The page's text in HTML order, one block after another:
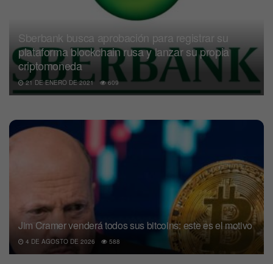
Sberbank busca aprobación para registrar su
plataforma blockchain rusa y lanzar su propia
criptomoneda
21 DE ENERO DE 2021 609
Jim Cramer venderá todos sus bitcoins: este es el motivo
4 DE AGOSTO DE 2026 588